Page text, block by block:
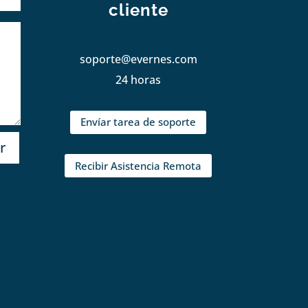
cliente
soporte@evernes.com
24 horas
Envíar tarea de soporte
Recibir Asistencia Remota